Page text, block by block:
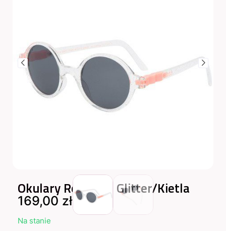
Okulary RoZZ 4-6 Glitter/Kietla
169,00 zł
Na stanie